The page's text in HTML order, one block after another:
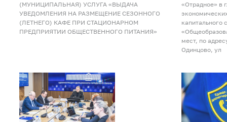
(МУНИЦИПАЛЬНАЯ) УСЛУГА «ВЫДАЧА
УВЕДОМЛЕНИЯ НА РАЗМЕЩЕНИЕ СЕЗОННОГО
(ЛЕТНЕГО) КАФЕ ПРИ СТАЦИОНАРНОМ
ПРЕДПРИЯТИИ ОБЩЕСТВЕННОГО ПИТАНИЯ»
«Отрадное» в
капитального
мест, по
Одинцово, ул